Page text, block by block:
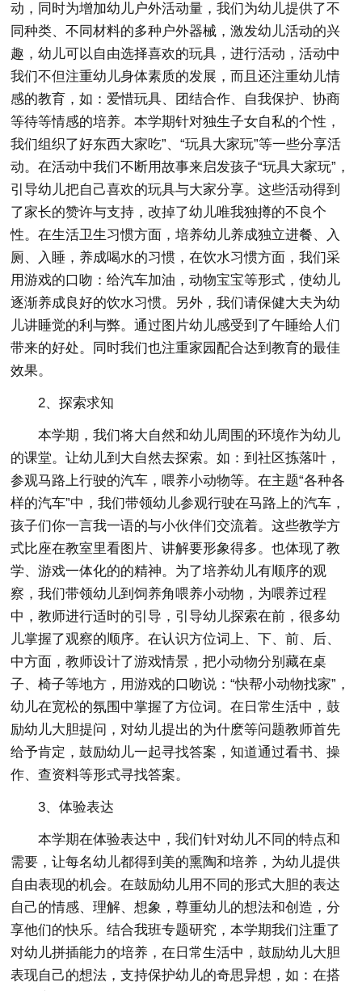
动，同时为增加幼儿户外活动量，我们为幼儿提供了不
同种类、不同材料的多种户外器械，激发幼儿活动的兴
趣，幼儿可以自由选择喜欢的玩具，进行活动，活动中
我们不但注重幼儿身体素质的发展，而且还注重幼儿情
感的教育，如：爱惜玩具、团结合作、自我保护、协商
等待等情感的培养。本学期针对独生子女自私的个性，
我们组织了好东西大家吃”、“玩具大家玩”等一些分享活
动。在活动中我们不断用故事来启发孩子“玩具大家玩”，
引导幼儿把自己喜欢的玩具与大家分享。这些活动得到
了家长的赞许与支持，改掉了幼儿唯我独撙的不良个
性。在生活卫生习惯方面，培养幼儿养成独立进餐、入
厕、入睡，养成喝水的习惯，在饮水习惯方面，我们采
用游戏的口吻：给汽车加油，动物宝宝等形式，使幼儿
逐渐养成良好的饮水习惯。另外，我们请保健大夫为幼
儿讲睡觉的利与弊。通过图片幼儿感受到了午睡给人们
带来的好处。同时我们也注重家园配合达到教育的最佳
效果。
2、探索求知
本学期，我们将大自然和幼儿周围的环境作为幼儿
的课堂。让幼儿到大自然去探索。如：到社区拣落叶，
参观马路上行驶的汽车，喂养小动物等。在主题“各种各
样的汽车”中，我们带领幼儿参观行驶在马路上的汽车，
孩子们你一言我一语的与小伙伴们交流着。这些教学方
式比座在教室里看图片、讲解要形象得多。也体现了教
学、游戏一体化的的精神。为了培养幼儿有顺序的观
察，我们带领幼儿到饲养角喂养小动物，为喂养过程
中，教师进行适时的引导，引导幼儿探索在前，很多幼
儿掌握了观察的顺序。在认识方位词上、下、前、后、
中方面，教师设计了游戏情景，把小动物分别藏在桌
子、椅子等地方，用游戏的口吻说：“快帮小动物找家”，
幼儿在宽松的氛围中掌握了方位词。在日常生活中，鼓
励幼儿大胆提问，对幼儿提出的为什麽等问题教师首先
给予肯定，鼓励幼儿一起寻找答案，知道通过看书、操
作、查资料等形式寻找答案。
3、体验表达
本学期在体验表达中，我们针对幼儿不同的特点和
需要，让每名幼儿都得到美的熏陶和培养，为幼儿提供
自由表现的机会。在鼓励幼儿用不同的形式大胆的表达
自己的情感、理解、想象，尊重幼儿的想法和创造，分
享他们的快乐。结合我班专题研究，本学期我们注重了
对幼儿拼插能力的培养，在日常生活中，鼓励幼儿大胆
表现自己的想法，支持保护幼儿的奇思异想，如：在搭